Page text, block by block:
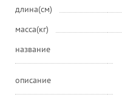
длина(см)
масса(кг)
название
описание